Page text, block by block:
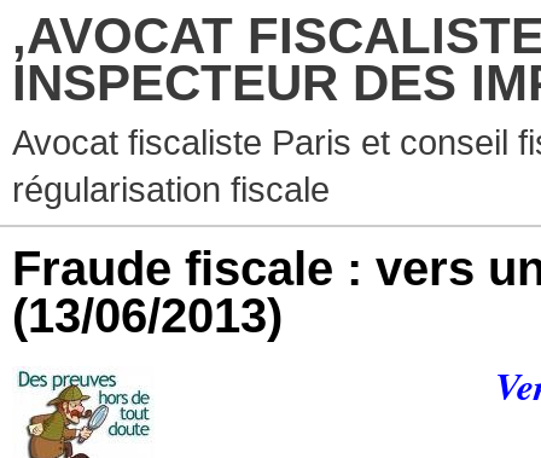
,AVOCAT
INSPECTEUR DES
Avocat fiscaliste Paris et conseil
régularisation fiscale
Fraude fiscale : vers
(13/06/2013)